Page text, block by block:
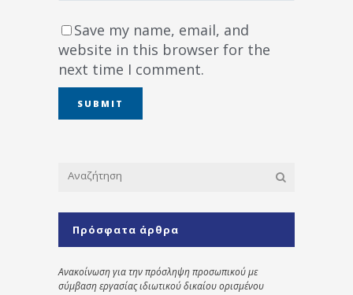
Save my name, email, and
website in this browser for the
next time I comment.
Πρόσφατα άρθρα
Ανακοίνωση για την πρόσληψη προσωπικού με
σύμβαση εργασίας ιδιωτικού δικαίου ορισμένου